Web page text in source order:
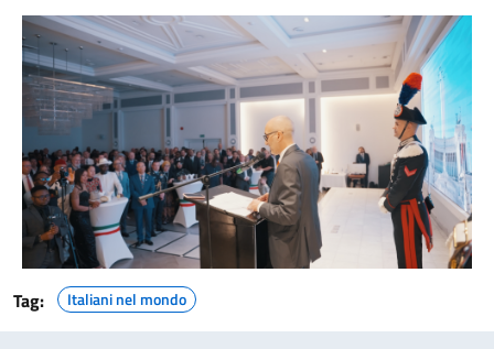
Tag: Italiani nel mondo